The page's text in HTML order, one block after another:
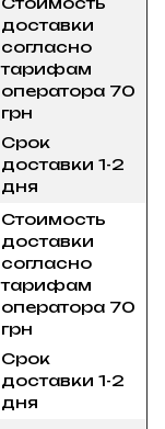
доставки
согласно
тарифам
оператора 70
грн
Срок
доставки 1-2
дня
Стоимость
доставки
согласно
тарифам
оператора 70
грн
Срок
доставки 1-2
дня